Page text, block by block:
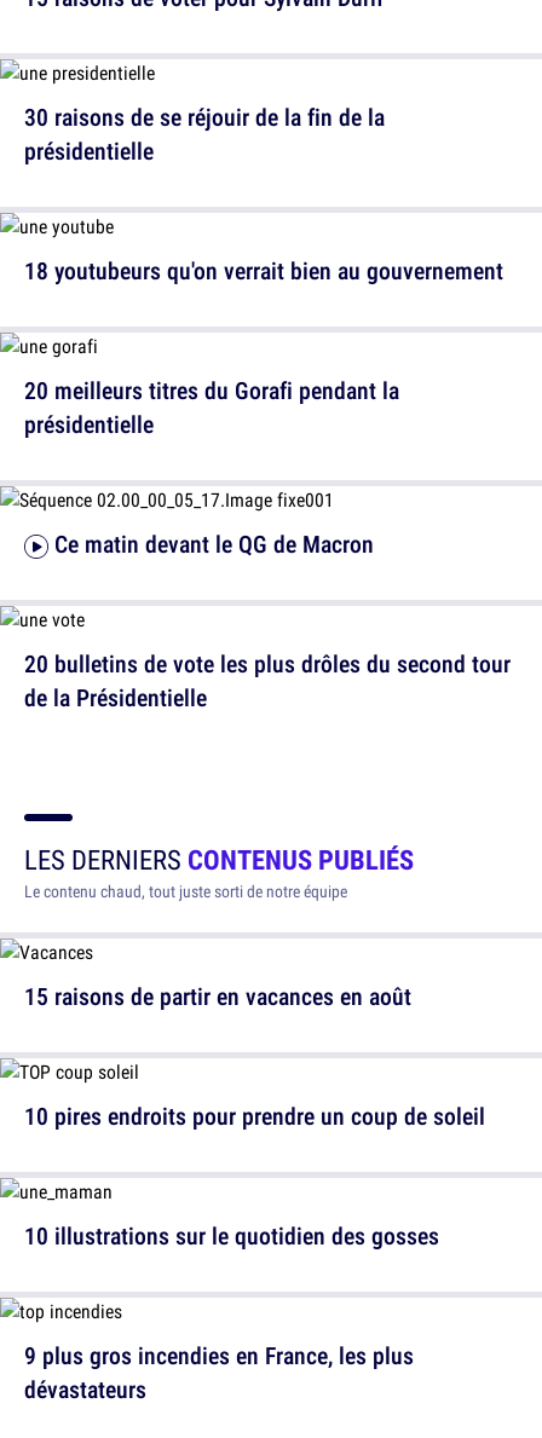
30 raisons de se réjouir de la fin de la
présidentielle
20 meilleurs titres du Gorafi pendant la
présidentielle
18 youtubeurs qu'on verrait bien au gouvernement
Ce matin devant le QG de Macron
20 bulletins de vote les plus drôles du second tour
de la Présidentielle
LES DERNIERS CONTENUS PUBLIÉS
Le contenu chaud, tout juste sorti de notre équipe
15 raisons de partir en vacances en août
10 illustrations sur le quotidien des gosses
10 pires endroits pour prendre un coup de soleil
9 plus gros incendies en France, les plus
dévastateurs